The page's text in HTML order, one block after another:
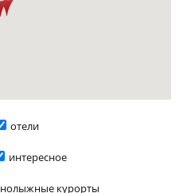
отели
интересное
курорты